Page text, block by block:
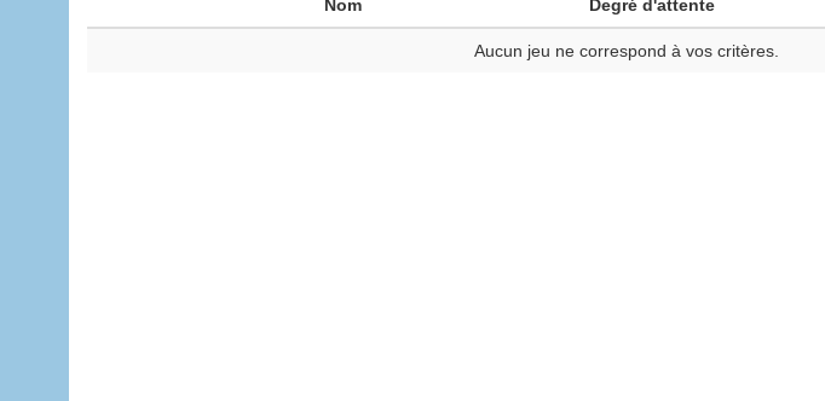
Nom Degré d'attente
Aucun jeu ne correspond à vos critères.